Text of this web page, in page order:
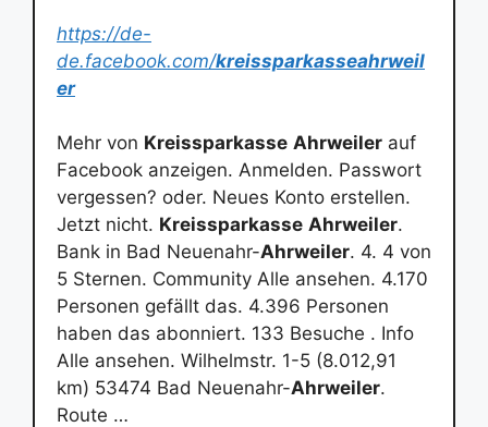
https://de-
de.facebook.com/kreissparkasseahrweil
er
Mehr von Kreissparkasse Ahrweiler auf
Facebook anzeigen. Anmelden. Passwort
vergessen? oder. Neues Konto erstellen.
Jetzt nicht. Kreissparkasse Ahrweiler.
Bank in Bad Neuenahr-Ahrweiler. 4. 4 von
5 Sternen. Community Alle ansehen. 4.170
Personen gefällt das. 4.396 Personen
haben das abonniert. 133 Besuche . Info
Alle ansehen. Wilhelmstr. 1-5 (8.012,91
km) 53474 Bad Neuenahr-Ahrweiler.
Route …